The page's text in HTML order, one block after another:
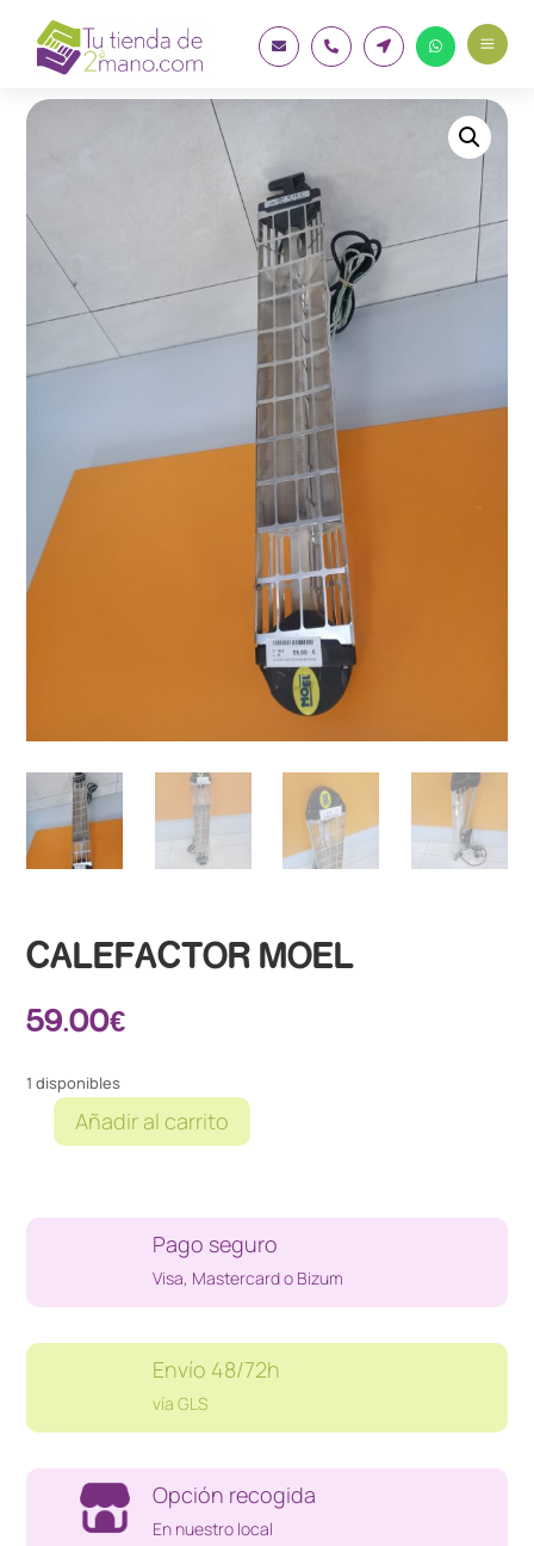
    a
CALEFACTOR MOEL
59.00€
1 disponibles
CALEFACTOR
Añadir al carrito
Pago seguro
Visa, Mastercard o Bizum
Envío 48/72h
vía GLS
Opción recogida
En nuestro local